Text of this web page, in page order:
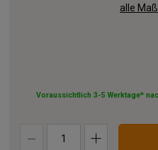
6.00 x
16.00x2.00 m
alle
Voraussichtlich 3-5 Werktage*